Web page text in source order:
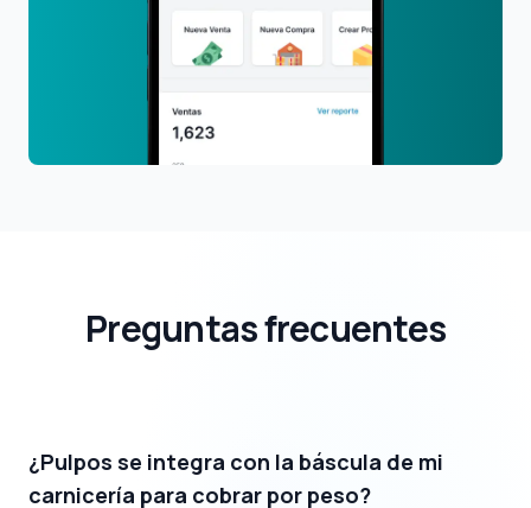
Preguntas frecuentes
¿Pulpos se integra con la báscula de mi
carnicería para cobrar por peso?